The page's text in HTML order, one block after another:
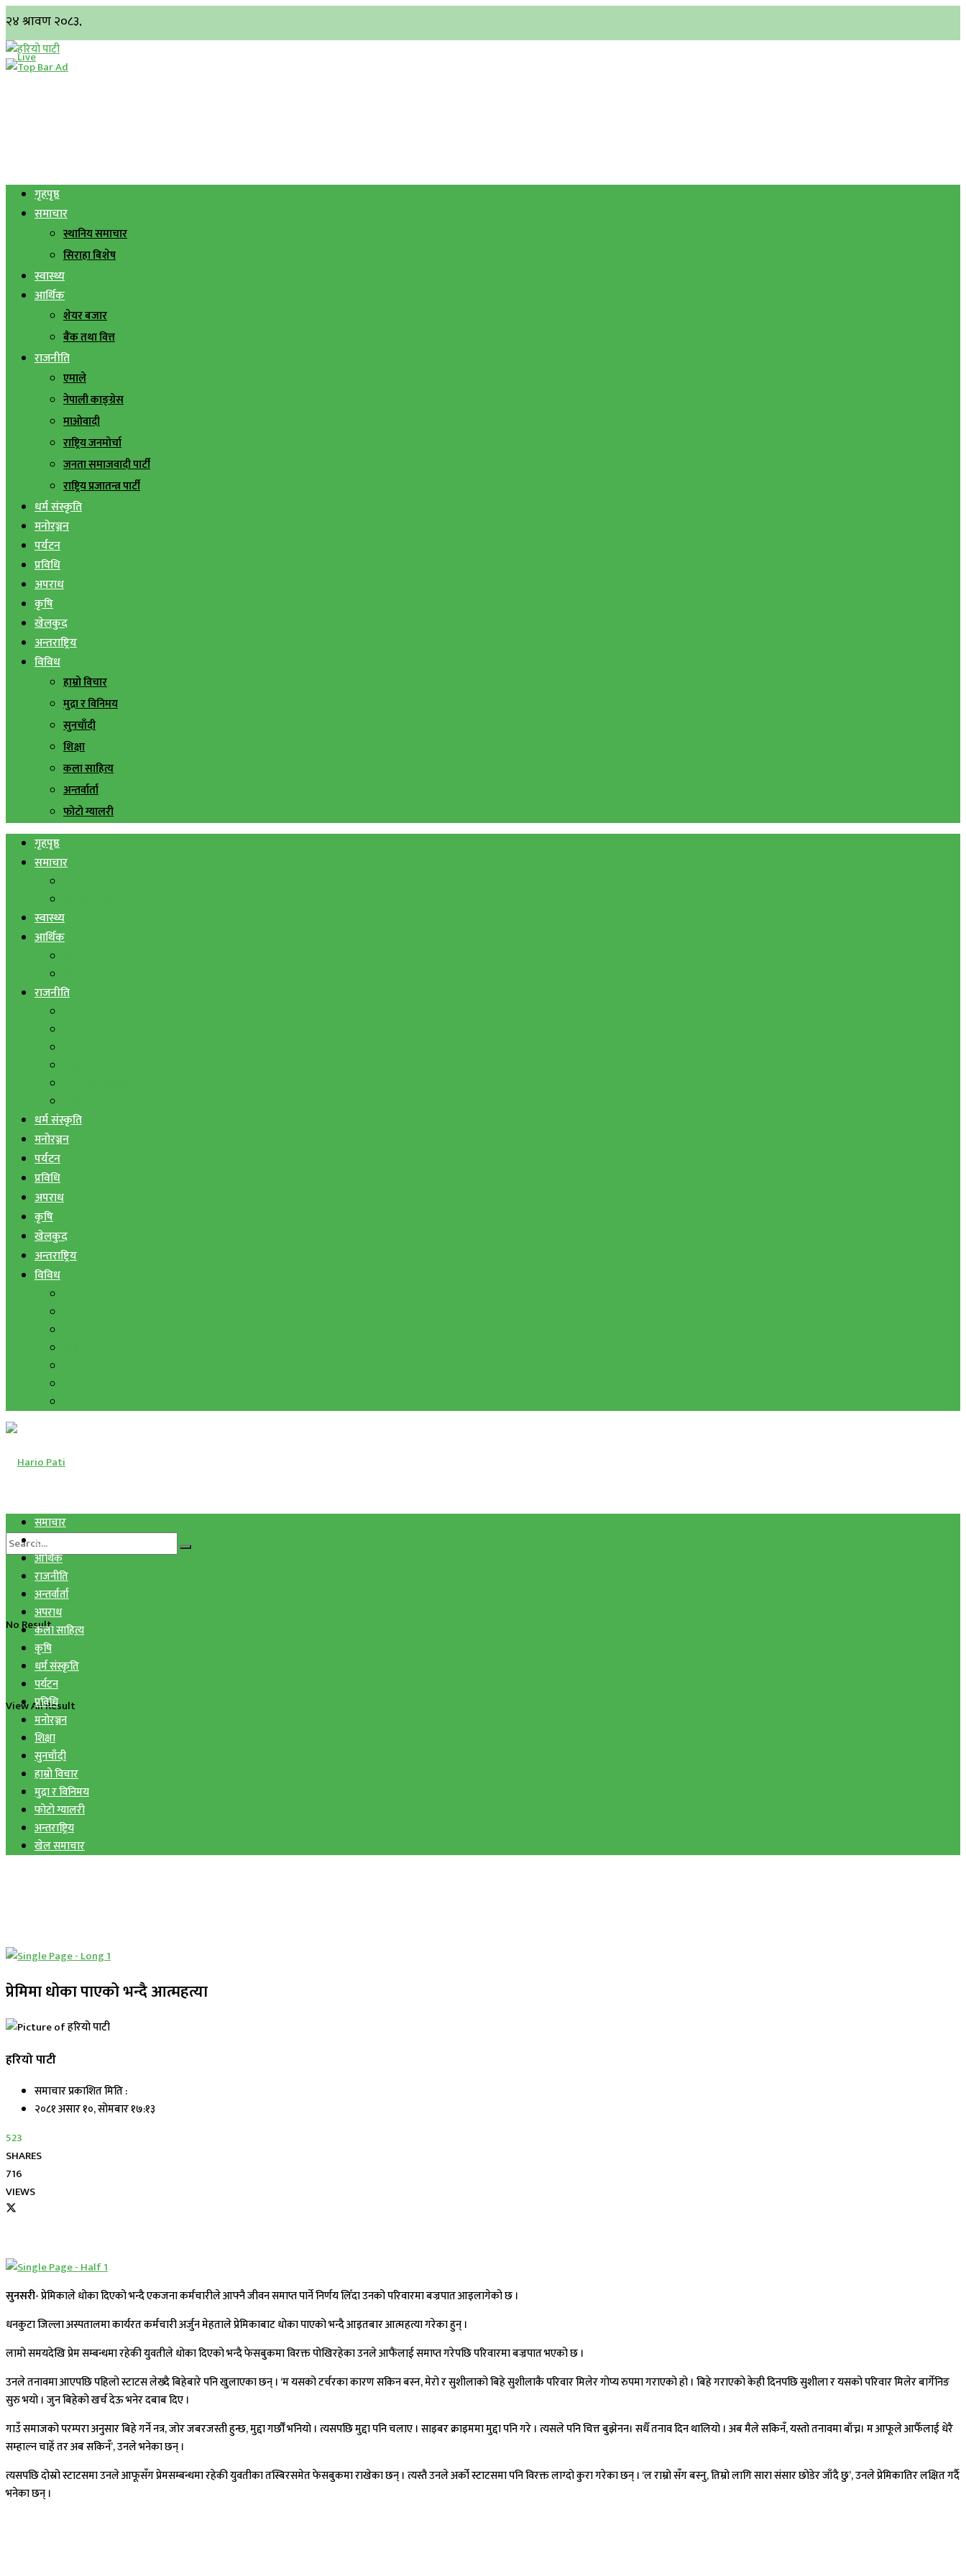
गृहपृष्ठ
समाचार
स्थानिय समाचार
सिराहा बिशेष
स्वास्थ्य
आर्थिक
शेयर बजार
बैंक तथा वित्त
राजनीति
एमाले
नेपाली काङ्ग्रेस
माओवादी
राष्ट्रिय जनमोर्चा
जनता समाजवादी पार्टी
राष्ट्रिय प्रजातन्त्र पार्टी
धर्म संस्कृति
मनोरञ्जन
पर्यटन
प्रविधि
अपराध
कृषि
खेलकुद
अन्तराष्ट्रिय
विविध
हाम्रो विचार
मुद्रा र विनिमय
सुनचाँदी
शिक्षा
कला साहित्य
अन्तर्वार्ता
फोटो ग्यालरी
गृहपृष्ठ
समाचार
स्वास्थ्य
आर्थिक
राजनीति
धर्म संस्कृति
मनोरञ्जन
पर्यटन
प्रविधि
अपराध
कृषि
खेलकुद
अन्तराष्ट्रिय
विविध
No Result
View All Result
समाचार
स्वास्थ्य
आर्थिक
राजनीति
अन्तर्वार्ता
अपराध
कला साहित्य
कृषि
धर्म संस्कृति
पर्यटन
प्रविधि
मनोरञ्जन
शिक्षा
सुनचाँदी
हाम्रो विचार
मुद्रा र विनिमय
फोटो ग्यालरी
अन्तराष्ट्रिय
खेल समाचार
प्रेमिमा धोका पाएको भन्दै आत्महत्या
हरियो पाटी
समाचार प्रकाशित मिति :
२०८१ असार १०, सोमबार १७:१३
523
SHARES
716
VIEWS
सुनसरी-प्रेमिकाले धोका दिएको भन्दै एकजना कर्मचारीले आफ्नै जीवन समाप्त पार्ने निर्णय लिँदा उनको परिवारमा बज्रपात आइलागेको छ ।
धनकुटा जिल्ला अस्पतालमा कार्यरत कर्मचारी अर्जुन मेहताले प्रेमिकाबाट धोका पाएको भन्दै आइतबार आत्महत्या गरेका हुन् ।
लामो समयदेखि प्रेम सम्बन्धमा रहेकी युवतीले धोका दिएको भन्दै फेसबुकमा विरक्त पोखिरहेका उनले आफैंलाई समाप्त गरेपछि परिवारमा बज्रपात भएको छ ।
उनले तनावमा आएपछि पहिलो स्टाटस लेख्दै बिहेबारे पनि खुलाएका छन् । ‘म यसको टर्चरका कारण सकिन बस्न, मेरो र सुशीलाको बिहे सुशीलाकै परिवार मिलेर गोप्य रुपमा गराएको हो । बिहे गराएको केही दिनपछि सुशीला र यसको परिवार मिलेर बार्गेनिङ
सुरु भयो । जुन बिहेको‌ खर्च देऊ भनेर दबाब दिए ।
गाउँ समाजको परम्परा अनुसार बिहे गर्ने नत्र, जोर जबरजस्ती हुन्छ, मुद्दा गर्छौँ भनियो । त्यसपछि मुद्दा पनि चलाए । साइबर क्राइममा मुद्दा पनि गरे । त्यसले पनि चित्त बुझेनन। सधैँ तनाव दिन थालियो । अब मैले सकिनँ, यस्तो तनावमा बाँच्न। म आफूले आफैँलाई धेरै
सम्हाल्न चाहेँ तर अब सकिनँ’, उनले भनेका छन् ।
त्यसपछि दोस्रो स्टाटसमा उनले आफूसँग प्रेमसम्बन्धमा रहेकी युवतीका तस्बिरसमेत फेसबुकमा राखेका छन् । त्यस्तै उनले अर्को स्टाटसमा पनि विरक्त लाग्दो कुरा गरेका छन् । ‘ल राम्रो सँग बस्नु, तिम्रो लागि सारा संसार छोडेर जाँदै छु’, उनले प्रेमिकातिर लक्षित गर्दै
भनेका छन् ।